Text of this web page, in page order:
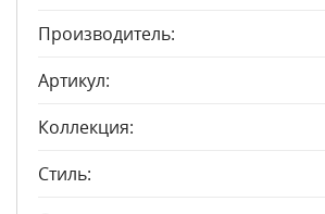
Производитель:
Артикул:
Коллекция:
Стиль: